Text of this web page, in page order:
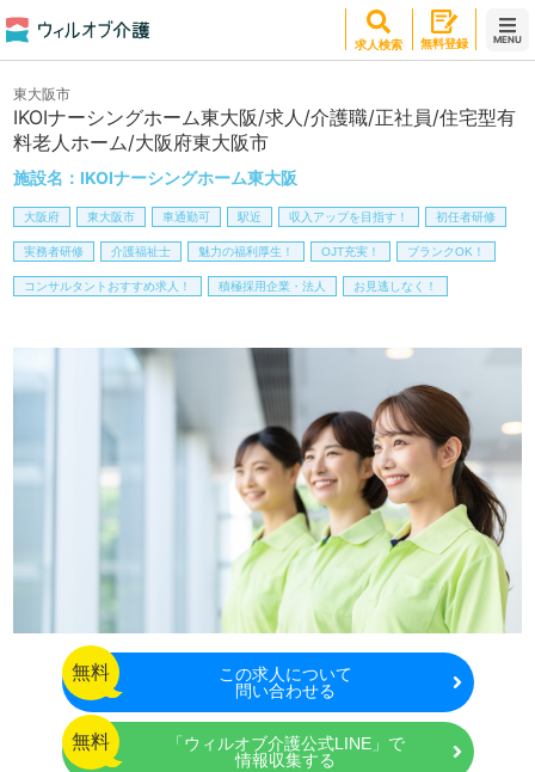
求人検索 無料登録 MENU
IKOIナーシングホーム東大阪/求人/介護職/正社員/住宅型有
料老人ホーム/大阪府東大阪市
施設名： IKOIナーシングホーム東大阪
東大阪市
大阪府 東大阪市 車通勤可 駅近 収入アップを目指す！ 初任者研修
実務者研修 介護福祉士 魅力の福利厚生！ OJT充実！ ブランクOK！
コンサルタントおすすめ求人！ 積極採用企業・法人 お見逃しなく！
無料 この求人について
問い合わせる
無料
「ウィルオブ介護公式LINE」で
情報収集する